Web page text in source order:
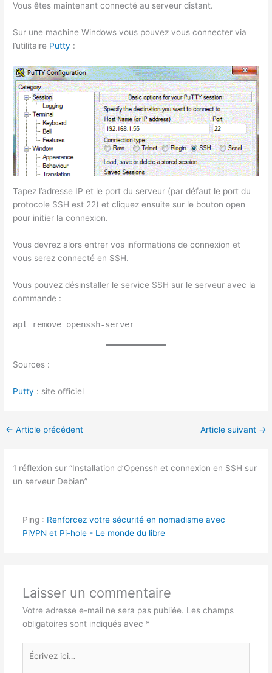
Vous êtes maintenant connecté au serveur distant.
Sur une machine Windows vous pouvez vous connecter via
l’utilitaire Putty :
Tapez l’adresse IP et le port du serveur (par défaut le port du
protocole SSH est 22) et cliquez ensuite sur le bouton open
pour initier la connexion.
Vous devrez alors entrer vos informations de connexion et
vous serez connecté en SSH.
Vous pouvez désinstaller le service SSH sur le serveur avec la
commande :
apt remove openssh-server
Sources :
Putty : site officiel
← Article précédent Article suivant →
1 réflexion sur “Installation d’Openssh et connexion en SSH sur
un serveur Debian”
Ping : Renforcez votre sécurité en nomadisme avec
PiVPN et Pi-hole - Le monde du libre
Laisser un commentaire
Votre adresse e-mail ne sera pas publiée. Les champs
obligatoires sont indiqués avec *
Écrivez
ici…